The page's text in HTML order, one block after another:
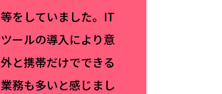
等をしていました。IT
ツールの導入により意
外と携帯だけでできる
業務も多いと感じまし